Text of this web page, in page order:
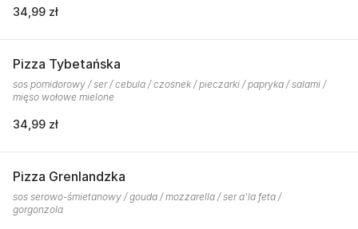
34,99 zł
Pizza Tybetańska
sos pomidorowy / ser / cebula / czosnek / pieczarki / papryka / salami /
mięso wołowe mielone
34,99 zł
Pizza Grenlandzka
sos serowo-śmietanowy / gouda / mozzarella / ser a'la feta /
gorgonzola